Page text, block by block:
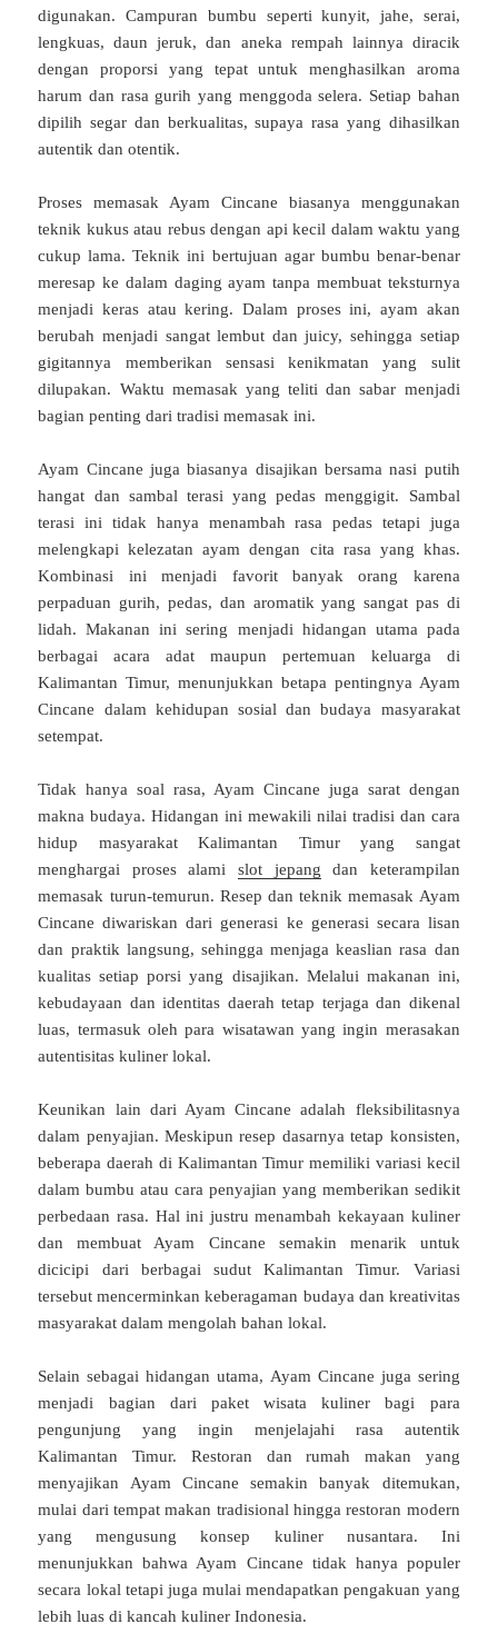
digunakan. Campuran bumbu seperti kunyit, jahe, serai,
lengkuas, daun jeruk, dan aneka rempah lainnya diracik
dengan proporsi yang tepat untuk menghasilkan aroma
harum dan rasa gurih yang menggoda selera. Setiap bahan
dipilih segar dan berkualitas, supaya rasa yang dihasilkan
autentik dan otentik.
Proses memasak Ayam Cincane biasanya menggunakan
teknik kukus atau rebus dengan api kecil dalam waktu yang
cukup lama. Teknik ini bertujuan agar bumbu benar-benar
meresap ke dalam daging ayam tanpa membuat teksturnya
menjadi keras atau kering. Dalam proses ini, ayam akan
berubah menjadi sangat lembut dan juicy, sehingga setiap
gigitannya memberikan sensasi kenikmatan yang sulit
dilupakan. Waktu memasak yang teliti dan sabar menjadi
bagian penting dari tradisi memasak ini.
Ayam Cincane juga biasanya disajikan bersama nasi putih
hangat dan sambal terasi yang pedas menggigit. Sambal
terasi ini tidak hanya menambah rasa pedas tetapi juga
melengkapi kelezatan ayam dengan cita rasa yang khas.
Kombinasi ini menjadi favorit banyak orang karena
perpaduan gurih, pedas, dan aromatik yang sangat pas di
lidah. Makanan ini sering menjadi hidangan utama pada
berbagai acara adat maupun pertemuan keluarga di
Kalimantan Timur, menunjukkan betapa pentingnya Ayam
Cincane dalam kehidupan sosial dan budaya masyarakat
setempat.
Tidak hanya soal rasa, Ayam Cincane juga sarat dengan
makna budaya. Hidangan ini mewakili nilai tradisi dan cara
hidup masyarakat Kalimantan Timur yang sangat
menghargai proses alami slot jepang dan keterampilan
memasak turun-temurun. Resep dan teknik memasak Ayam
Cincane diwariskan dari generasi ke generasi secara lisan
dan praktik langsung, sehingga menjaga keaslian rasa dan
kualitas setiap porsi yang disajikan. Melalui makanan ini,
kebudayaan dan identitas daerah tetap terjaga dan dikenal
luas, termasuk oleh para wisatawan yang ingin merasakan
autentisitas kuliner lokal.
Keunikan lain dari Ayam Cincane adalah fleksibilitasnya
dalam penyajian. Meskipun resep dasarnya tetap konsisten,
beberapa daerah di Kalimantan Timur memiliki variasi kecil
dalam bumbu atau cara penyajian yang memberikan sedikit
perbedaan rasa. Hal ini justru menambah kekayaan kuliner
dan membuat Ayam Cincane semakin menarik untuk
dicicipi dari berbagai sudut Kalimantan Timur. Variasi
tersebut mencerminkan keberagaman budaya dan kreativitas
masyarakat dalam mengolah bahan lokal.
Selain sebagai hidangan utama, Ayam Cincane juga sering
menjadi bagian dari paket wisata kuliner bagi para
pengunjung yang ingin menjelajahi rasa autentik
Kalimantan Timur. Restoran dan rumah makan yang
menyajikan Ayam Cincane semakin banyak ditemukan,
mulai dari tempat makan tradisional hingga restoran modern
yang mengusung konsep kuliner nusantara. Ini
menunjukkan bahwa Ayam Cincane tidak hanya populer
secara lokal tetapi juga mulai mendapatkan pengakuan yang
lebih luas di kancah kuliner Indonesia.